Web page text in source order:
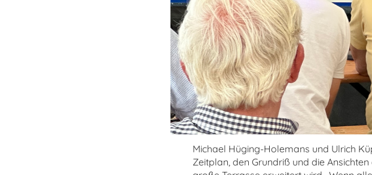
Michael Hüging-Holemans und Ulrich
Zeitplan, den Grundriß und die